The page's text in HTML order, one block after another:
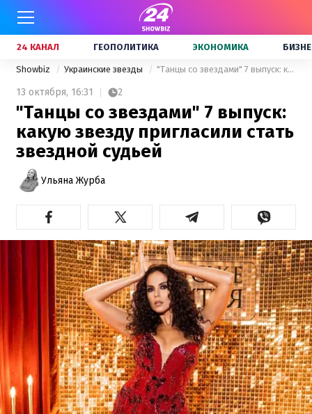
24 КАНАЛ ГЕОПОЛИТИКА ЭКОНОМИКА
Showbiz Украинские звезды "Танцы со звездами" 7 выпуск: какую звезду пригласили стать звездной судьей
13 октября, 16:31 2
"Танцы со звездами" 7 выпуск:
какую звезду пригласили стать
звездной судьей
Ульяна Журба